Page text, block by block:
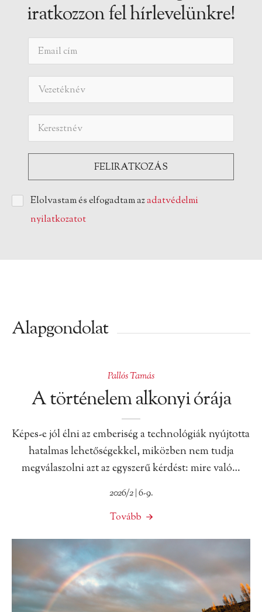
iratkozzon fel hírlevelünkre!
Elolvastam és elfogadtam azadatvédelmi
nyilatkozatot
Alapgondolat
Pallós Tamás
A történelem alkonyi órája
Képes-e jól élni az emberiség a technológiák nyújtotta
hatalmas lehetőségekkel, miközben nem tudja
megválaszolni azt az egyszerű kérdést: mire való…
2026/2 | 6-9.
Tovább